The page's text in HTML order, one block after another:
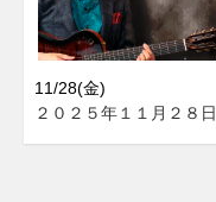
11/28(金)
２０２５年１１月２８日